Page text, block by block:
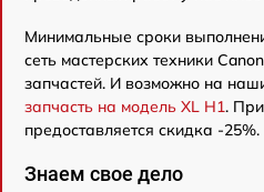
Минимальные сроки
сеть мастерских техники
запчастей. И возможно на
запчасть на модель XL H1.
предоставляется скидка -25%.
Знаем свое дело